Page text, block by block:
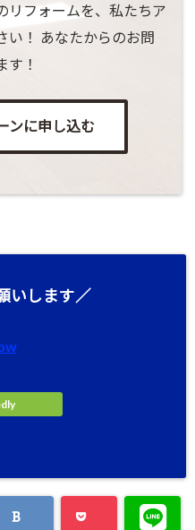
リフォームを、私たちア
い！ あなたからのお問
す！
ンに申し込む
いします／